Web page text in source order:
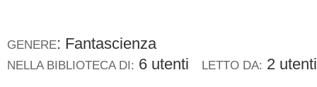
GENERE: Fantascienza
NELLA BIBLIOTECA DI: 6 utenti LETTO DA: 2